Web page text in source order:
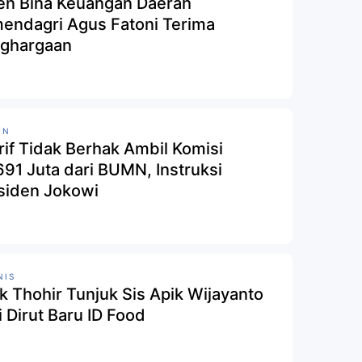
Agus Fatoni Terima
Tidak Berhak Ambil Komisi
Juta dari BUMN, Instruksi
Jokowi
Thohir Tunjuk Sis Apik Wijayanto
Dirut Baru ID Food